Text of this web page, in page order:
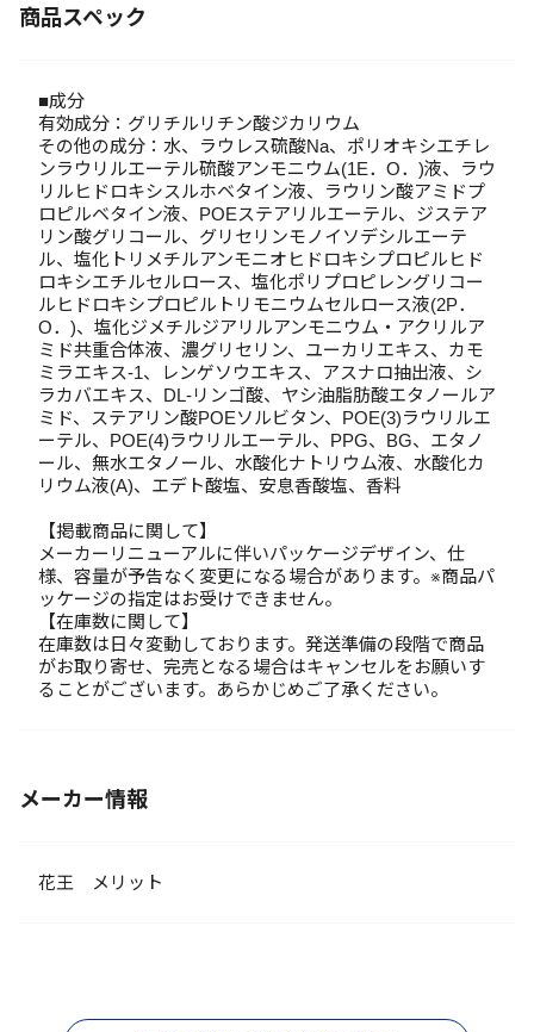
商品スペック
■成分
有効成分：グリチルリチン酸ジカリウム
その他の成分：水、ラウレス硫酸Na、ポリオキシエチレ
ンラウリルエーテル硫酸アンモニウム(1E．O．)液、ラウ
リルヒドロキシスルホベタイン液、ラウリン酸アミドプ
ロピルベタイン液、POEステアリルエーテル、ジステア
リン酸グリコール、グリセリンモノイソデシルエーテ
ル、塩化トリメチルアンモニオヒドロキシプロピルヒド
ロキシエチルセルロース、塩化ポリプロピレングリコー
ルヒドロキシプロピルトリモニウムセルロース液(2P．
O．)、塩化ジメチルジアリルアンモニウム・アクリルア
ミド共重合体液、濃グリセリン、ユーカリエキス、カモ
ミラエキス-1、レンゲソウエキス、アスナロ抽出液、シ
ラカバエキス、DL-リンゴ酸、ヤシ油脂肪酸エタノールア
ミド、ステアリン酸POEソルビタン、POE(3)ラウリルエ
ーテル、POE(4)ラウリルエーテル、PPG、BG、エタノ
ール、無水エタノール、水酸化ナトリウム液、水酸化カ
リウム液(A)、エデト酸塩、安息香酸塩、香料
【掲載商品に関して】
メーカーリニューアルに伴いパッケージデザイン、仕
様、容量が予告なく変更になる場合があります。※商品パ
ッケージの指定はお受けできません。
【在庫数に関して】
在庫数は日々変動しております。発送準備の段階で商品
がお取り寄せ、完売となる場合はキャンセルをお願いす
ることがございます。あらかじめご了承ください。
メーカー情報
花王 メリット